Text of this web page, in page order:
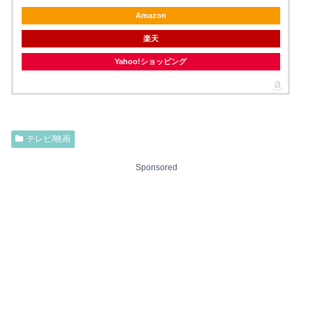
Amazon
楽天
Yahoo!ショッピング
テレビ/映画
Sponsored